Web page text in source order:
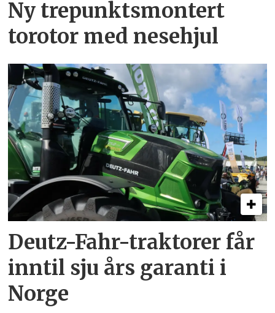
Ny trepunkts­montert
torotor med nesehjul
Deutz-Fahr-traktorer får
inntil sju års garanti i
Norge